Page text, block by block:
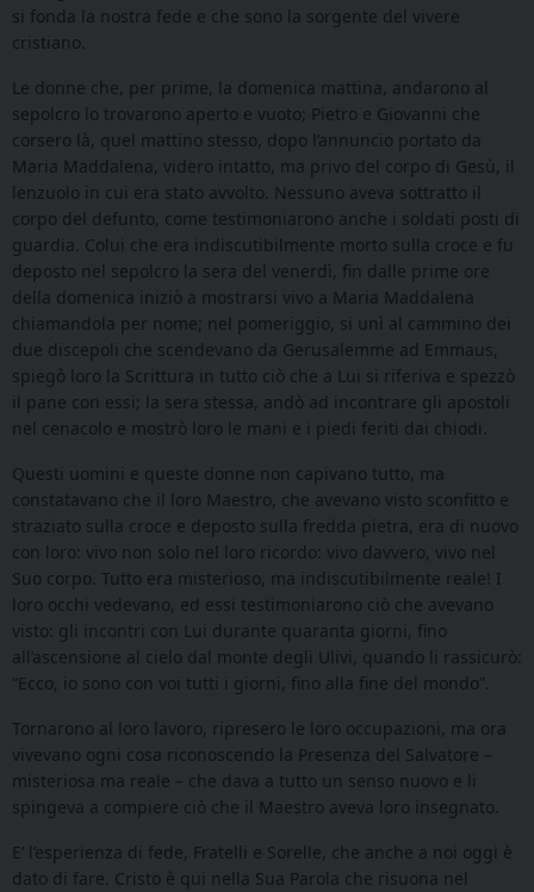
si fonda la nostra fede e che sono la sorgente del vivere
cristiano.
Le donne che, per prime, la domenica mattina, andarono al
sepolcro lo trovarono aperto e vuoto; Pietro e Giovanni che
corsero là, quel mattino stesso, dopo l’annuncio portato da
Maria Maddalena, videro intatto, ma privo del corpo di Gesù, il
lenzuolo in cui era stato avvolto. Nessuno aveva sottratto il
corpo del defunto, come testimoniarono anche i soldati posti di
guardia. Colui che era indiscutibilmente morto sulla croce e fu
deposto nel sepolcro la sera del venerdì, fin dalle prime ore
della domenica iniziò a mostrarsi vivo a Maria Maddalena
chiamandola per nome; nel pomeriggio, si unì al cammino dei
due discepoli che scendevano da Gerusalemme ad Emmaus,
spiegò loro la Scrittura in tutto ciò che a Lui si riferiva e spezzò
il pane con essi; la sera stessa, andò ad incontrare gli apostoli
nel cenacolo e mostrò loro le mani e i piedi feriti dai chiodi.
Questi uomini e queste donne non capivano tutto, ma
constatavano che il loro Maestro, che avevano visto sconfitto e
straziato sulla croce e deposto sulla fredda pietra, era di nuovo
con loro: vivo non solo nel loro ricordo: vivo davvero, vivo nel
Suo corpo. Tutto era misterioso, ma indiscutibilmente reale! I
loro occhi vedevano, ed essi testimoniarono ciò che avevano
visto: gli incontri con Lui durante quaranta giorni, fino
all’ascensione al cielo dal monte degli Ulivi, quando li rassicurò:
“Ecco, io sono con voi tutti i giorni, fino alla fine del mondo”.
Tornarono al loro lavoro, ripresero le loro occupazioni, ma ora
vivevano ogni cosa riconoscendo la Presenza del Salvatore –
misteriosa ma reale – che dava a tutto un senso nuovo e li
spingeva a compiere ciò che il Maestro aveva loro insegnato.
E’ l’esperienza di fede, Fratelli e Sorelle, che anche a noi oggi è
dato di fare. Cristo è qui nella Sua Parola che risuona nel